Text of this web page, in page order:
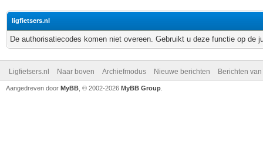
ligfietsers.nl
De authorisatiecodes komen niet overeen. Gebruikt u deze functie op de
Ligfietsers.nl Naar boven Archiefmodus Nieuwe berichten Berichten
Aangedreven door MyBB , © 2002-2026 MyBB Group